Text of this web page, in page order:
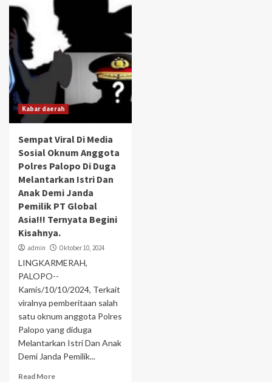
Kabar daerah
Sempat Viral Di Media
Sosial Oknum Anggota
Polres Palopo Di Duga
Melantarkan Istri Dan
Anak Demi Janda
Pemilik PT Global
Asia!!! Ternyata Begini
Kisahnya.
admin Oktober 10, 2024
LINGKARMERAH,
PALOPO--
Kamis/10/10/2024, Terkait
viralnya pemberitaan salah
satu oknum anggota Polres
Palopo yang diduga
Melantarkan Istri Dan Anak
Demi Janda Pemilik...
Read More